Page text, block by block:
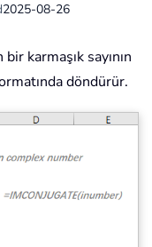
2025-08-26
karmaşık sayının
döndürür.